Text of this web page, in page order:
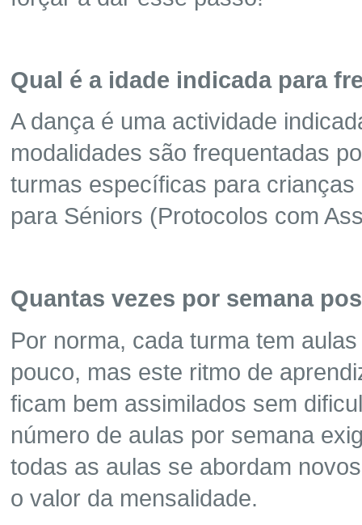
Qual é a idade indicada para
A dança é uma actividade
modalidades são frequentadas
turmas específicas para
para Séniors (Protocolos com
Quantas vezes por semana
Por norma, cada turma tem
pouco, mas este ritmo de
ficam bem assimilados sem
número de aulas por semana
todas as aulas se abordam
o valor da mensalidade.